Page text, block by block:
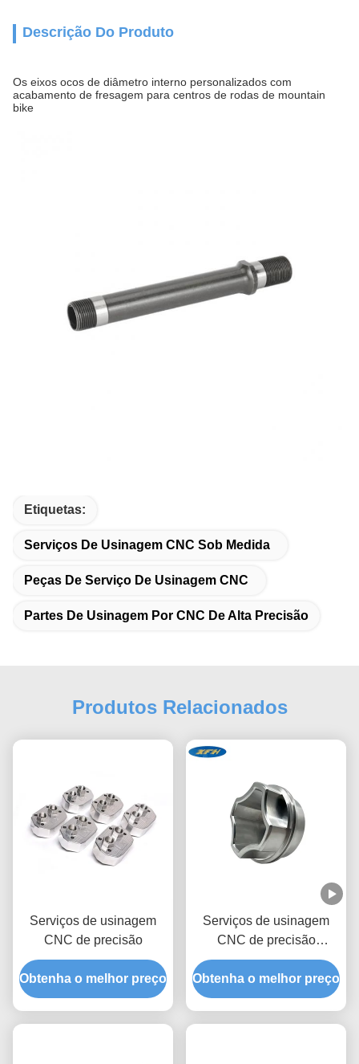
Descrição Do Produto
Os eixos ocos de diâmetro interno personalizados com
acabamento de fresagem para centros de rodas de mountain
bike
Etiquetas:
Serviços De Usinagem CNC Sob Medida
Peças De Serviço De Usinagem CNC
Partes De Usinagem Por CNC De Alta Precisão
Produtos Relacionados
Serviços de usinagem
CNC de precisão
Obtenha o melhor preço
Serviços de usinagem
CNC de precisão
Certificado ISO 9001 e
RoHS/REACH
Capacidade de produção
Obtenha o melhor preço